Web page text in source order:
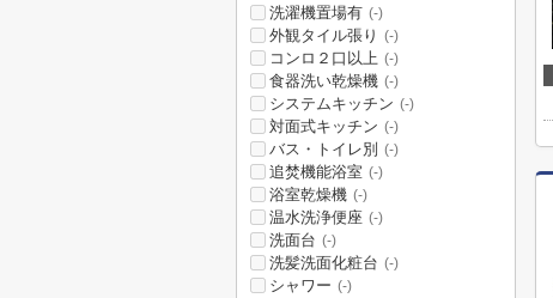
洗濯機置場有 (-)
外観タイル張り (-)
コンロ２口以上 (-)
食器洗い乾燥機 (-)
システムキッチン (-)
対面式キッチン (-)
バス・トイレ別 (-)
追焚機能浴室 (-)
浴室乾燥機 (-)
温水洗浄便座 (-)
洗面台 (-)
洗髪洗面化粧台 (-)
シャワー (-)